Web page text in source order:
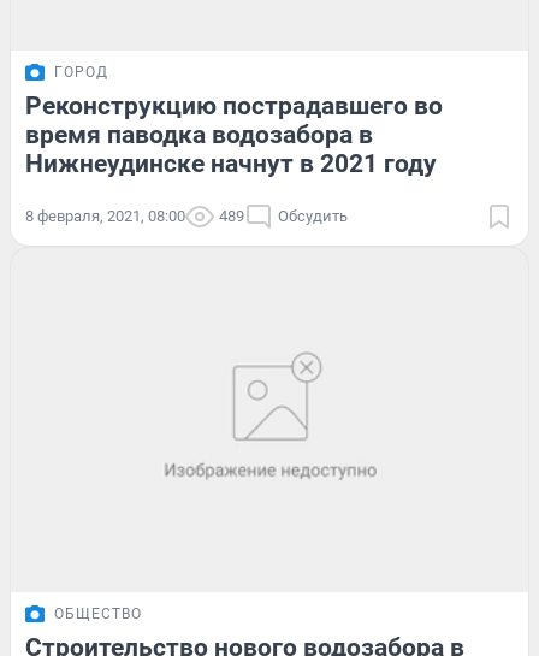
ГОРОД
Реконструкцию пострадавшего во
время паводка водозабора в
Нижнеудинске начнут в 2021 году
8 февраля, 2021, 08:00 489 Обсудить
ОБЩЕСТВО
Строительство нового водозабора в